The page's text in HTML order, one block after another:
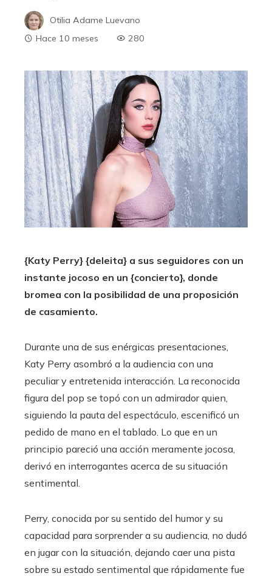
Otilia Adame Luevano
Hace 10 meses
280
{Katy Perry} {deleita} a sus seguidores con un
instante jocoso en un {concierto}, donde
bromea con la posibilidad de una proposición
de casamiento.
Durante una de sus enérgicas presentaciones,
Katy Perry asombró a la audiencia con una
peculiar y entretenida interacción. La reconocida
figura del pop se topó con un admirador quien,
siguiendo la pauta del espectáculo, escenificó un
pedido de mano en el tablado. Lo que en un
principio pareció una acción meramente jocosa,
derivó en interrogantes acerca de su situación
sentimental.
Perry, conocida por su sentido del humor y su
capacidad para sorprender a su audiencia, no dudó
en jugar con la situación, dejando caer una pista
sobre su estado sentimental que rápidamente fue